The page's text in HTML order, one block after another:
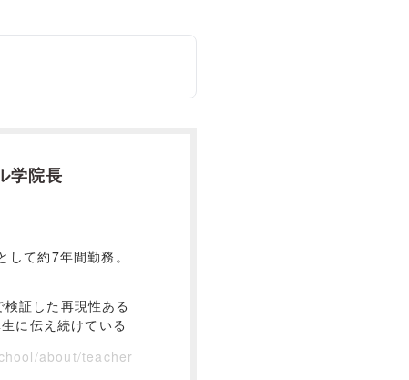
学院長
て約7年間勤務。
証した再現性ある
に伝え続けている
about/teacher